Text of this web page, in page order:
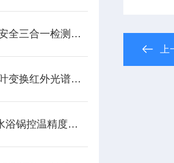
蓝景科技 粮食安全三合一检测仪：食品安全检测升级
蓝景科技 傅立叶变换红外光谱仪的教学与科研适配设计
提升振荡恒温水浴锅控温精度的关键技术与操作策略